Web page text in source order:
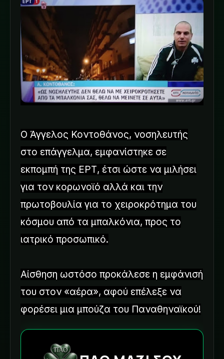
Ο Άγγελος Κοντοθάνος, νοσηλευτής
στο επάγγελμα, εμφανίστηκε σε
εκπομπή της ΕΡΤ, έτσι ώστε να μιλήσει
για τον κορωνοϊό αλλά και την
πρωτοβουλία για το χειροκρότημα του
κόσμου από τα μπαλκόνια, προς το
ιατρικό προσωπικό.
Αίσθηση ωστόσο προκάλεσε η εμφάνισή
του στον «αέρα», αφού επέλεξε να
φορέσει μια μπούζα του Παναθηναϊκού!